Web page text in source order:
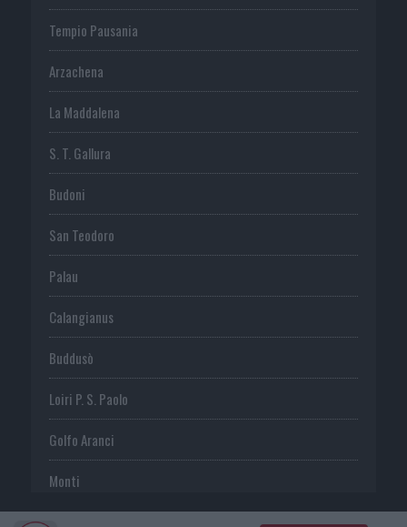
Tempio Pausania
Arzachena
La Maddalena
S. T. Gallura
Budoni
San Teodoro
Palau
Calangianus
Buddusò
Loiri P. S. Paolo
Golfo Aranci
Monti
Telti